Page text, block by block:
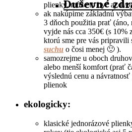
Duševné
plienky, môže to byť aj
ak nakúpime základnú
3 dňoch použitia prať (áno,
vyjde nás cca 350€ (s
ktorú sme pre vás pripravili
suchu o čosi menej 🙂 ).
samozrejme u oboch
alebo menší komfort (prať
výslednú cenu a
plienok
ekologicky:
klasické jednorázové